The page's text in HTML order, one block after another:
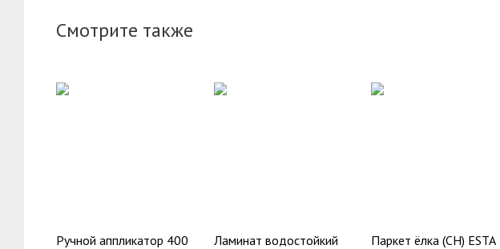
Смотрите также
Ручной аппликатор 400
Ламинат водостойкий
Паркет ёлка (CH) ESTA